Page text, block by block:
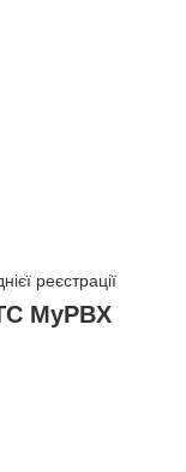
реєстрації
MyPBX